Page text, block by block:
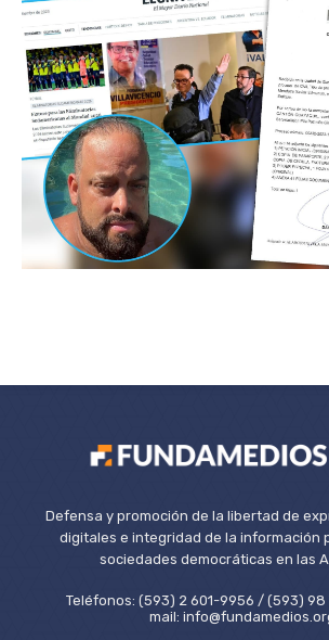
Defensa y promoción de la libertad de
digitales e integridad de la información
sociedades democráticas en las
Teléfonos: (593) 2 601-9956 / (593)
mail: